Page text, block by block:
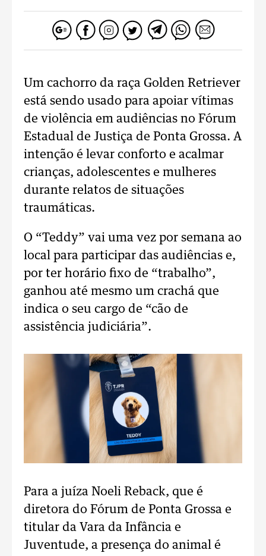
Um cachorro da raça Golden Retriever
está sendo usado para apoiar vítimas
de violência em audiências no Fórum
Estadual de Justiça de Ponta Grossa. A
intenção é levar conforto e acalmar
crianças, adolescentes e mulheres
durante relatos de situações
traumáticas.
O “Teddy” vai uma vez por semana ao
local para participar das audiências e,
por ter horário fixo de “trabalho”,
ganhou até mesmo um crachá que
indica o seu cargo de “cão de
assistência judiciária”.
Para a juíza Noeli Reback, que é
diretora do Fórum de Ponta Grossa e
titular da Vara da Infância e
Juventude, a presença do animal é